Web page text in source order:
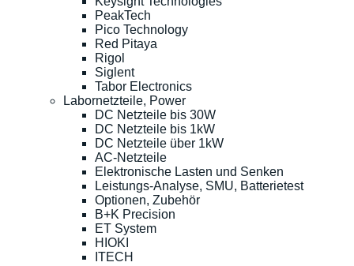
PeakTech
Pico Technology
Red Pitaya
Rigol
Siglent
Tabor Electronics
Labornetzteile, Power
DC Netzteile bis 30W
DC Netzteile bis 1kW
DC Netzteile über 1kW
AC-Netzteile
Elektronische Lasten und Senken
Leistungs-Analyse, SMU, Batterietest
Optionen, Zubehör
B+K Precision
ET System
HIOKI
ITECH